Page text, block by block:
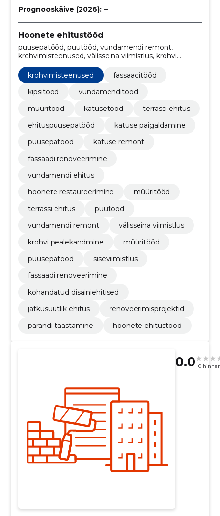
Prognooskäive (2026): –
Hoonete ehitustööd
puusepatööd, puutööd, vundamendi remont,
krohvimisteenused, välisseina viimistlus, krohvi
pealekandmine, müüritööd, renoveerimisprojektid,
jätkusuutlik ehitus, kohandatud disainiehitised
krohvimisteenused
fassaaditööd
kipsitööd
vundamenditööd
müüritööd
katusetööd
terrassi ehitus
ehituspuusepatööd
katuse paigaldamine
puusepatööd
katuse remont
fassaadi renoveerimine
vundamendi ehitus
hoonete restaureerimine
müüritööd
terrassi ehitus
puutööd
vundamendi remont
välisseina viimistlus
krohvi pealekandmine
müüritööd
puusepatööd
siseviimistlus
fassaadi renoveerimine
kohandatud disainiehitised
jätkusuutlik ehitus
renoveerimisprojektid
pärandi taastamine
hoonete ehitustööd
0.0 0